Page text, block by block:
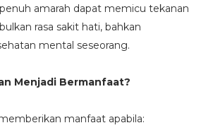
amarah dapat memicu tekanan
rasa sakit hati, bahkan
mental seseorang.
Menjadi Bermanfaat?
manfaat apabila: